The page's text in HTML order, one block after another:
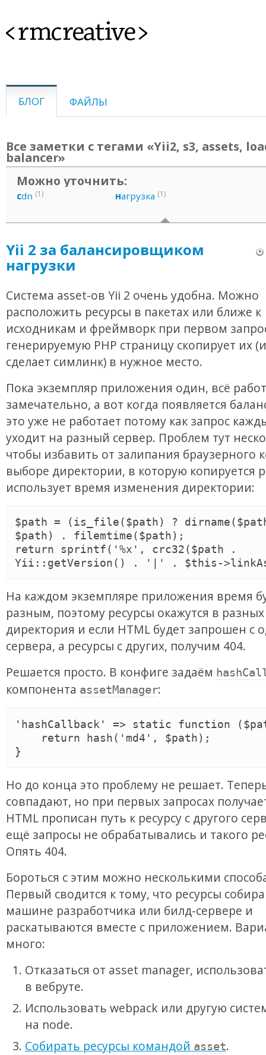
<rmcreative>
БЛОГ ФАЙЛЫ
Все заметки с тегами «Yii2, s3, assets,
balancer»
Можно уточнить:
cdn (1) нагрузка (1)
Yii 2 за балансировщиком
нагрузки
Система asset-ов Yii 2 очень удобна. Можно
расположить ресурсы в пакетах или ближе к
исходникам и фреймворк при первом
генерируемую PHP страницу скопирует их
сделает симлинк) в нужное место.
Пока экземпляр приложения один, всё
замечательно, а вот когда появляется
это уже не работает потому как запрос
уходит на разный сервер. Проблем тут
чтобы избавить от залипания браузерного
выборе директории, в которую копируется
использует время изменения директории:
$path = (is_file($path) ?
$path) . filemtime($path);
return sprintf('%x', crc32($path .
Yii::getVersion() . '|' . $this-
На каждом экземпляре приложения время
разным, поэтому ресурсы окажутся в разных
директория и если HTML будет запрошен с
сервера, а ресурсы с других, получим 404.
Решается просто. В конфиге задаём
компонента assetManager:
'hashCallback' => static function
}
Но до конца это проблему не решает.
совпадают, но при первых запросах
HTML прописан путь к ресурсу с другого
ещё запросы не обрабатывались и такого
Опять 404.
Бороться с этим можно несколькими
Первый сводится к тому, что ресурсы
машине разработчика или билд-сервере и
раскатываются вместе с приложением.
много:
Отказаться от asset manager,
в вебруте.
Использовать webpack или другую
на node.
Собирать ресурсы командой asset.